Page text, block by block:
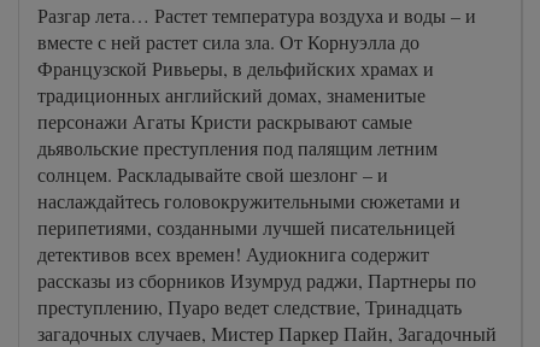
Разгар лета… Растет температура воздуха и воды – и
вместе с ней растет сила зла. От Корнуэлла до
Французской Ривьеры, в дельфийских храмах и
традиционных английский домах, знаменитые
персонажи Агаты Кристи раскрывают самые
дьявольские преступления под палящим летним
солнцем. Раскладывайте свой шезлонг – и
наслаждайтесь головокружительными сюжетами и
перипетиями, созданными лучшей писательницей
детективов всех времен! Аудиокнига содержит
рассказы из сборников Изумруд раджи, Партнеры по
преступлению, Пуаро ведет следствие, Тринадцать
загадочных случаев, Мистер Паркер Пайн, Загадочный